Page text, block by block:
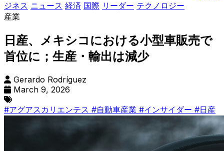
ジネス ニュース 経済 国際 リーダー テクノロジー
産業
日産、メキシコにおける小型車販売で
首位に；生産・輸出は減少
Gerardo Rodríguez
March 9, 2026
#アグアスカリエンテス #自動車産業 #インサイダー #日産